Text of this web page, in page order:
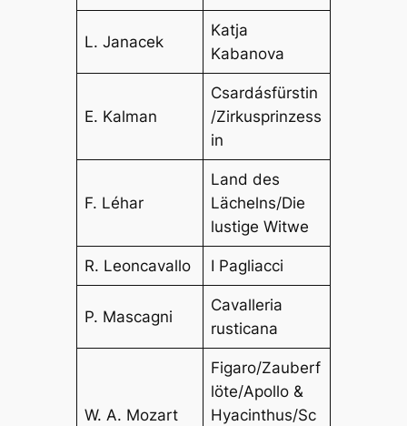
L. Janacek
Katja
Kabanova
E. Kalman
Csardásfürstin
/Zirkusprinzess
in
F. Léhar
Land des
Lächelns/Die
lustige Witwe
R. Leoncavallo I Pagliacci
P. Mascagni
Cavalleria
rusticana
W. A. Mozart
Figaro/Zauberf
löte/Apollo &
Hyacinthus/Sc